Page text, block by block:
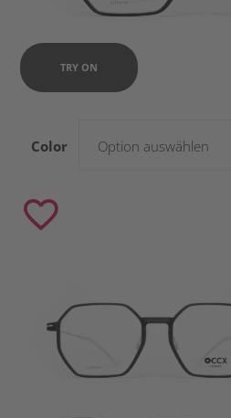
TRY ON
Color Option auswählen